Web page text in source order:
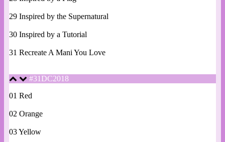
29 Inspired by the Supernatural
30 Inspired by a Tutorial
31 Recreate A Mani You Love
#31DC2018
01 Red
02 Orange
03 Yellow